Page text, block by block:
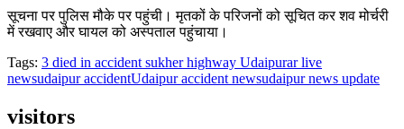
सूचना पर पुलिस मौके पर पहुंची। मृतकों के परिजनों को सूचित कर शव मोर्चरी
में रखवाए और घायल को अस्पताल पहुंचाया।
Tags: 3 died in accident sukher highway Udaipurar live
newsudaipur accidentUdaipur accident newsudaipur news update
visitors